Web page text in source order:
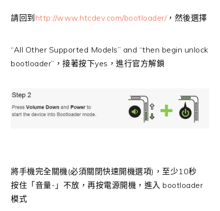
請回到http://www.htcdev.com/bootloader/，然後選擇
“All Other Supported Models” and “then begin unlock
bootloader”，接著按下yes，進行官方解鎖
將手機完全關機(必須關閉快速開機選項)，至少10秒
按住「音量-」不放，再按電源開機，進入 bootloader
模式